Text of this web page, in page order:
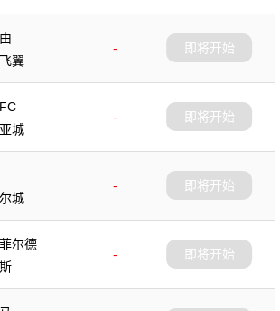
-
翼
即将开始
-
城
即将开始
-
城
即将开始
尔德
-
即将开始